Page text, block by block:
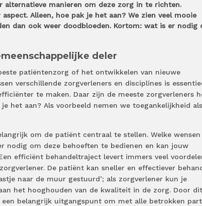
alternatieve manieren om deze zorg in te richten.
Alleen, hoe pak je het aan? We zien veel mooie
dan ook weer doodbloeden. Kortom: wat is er nodig
deler
patiëntenzorg of het ontwikkelen van nieuwe
verschillende zorgverleners en disciplines is
te maken. Daar zijn de meeste zorgverleners
het aan? Als voorbeeld nemen we toegankelijkheid als
om de patiënt centraal te stellen. Welke wensen
nodig om deze behoeften te bedienen en kan jouw
efficiënt behandeltraject levert immers veel
De patiënt kan sneller en effectiever
naar de muur gestuurd’; als zorgverlener kun je
het hooghouden van de kwaliteit in de zorg. Door dit
belangrijk uitgangspunt om met alle betrokken